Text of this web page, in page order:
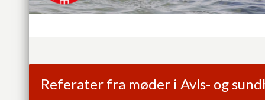
Referater fra møder i Avls- og